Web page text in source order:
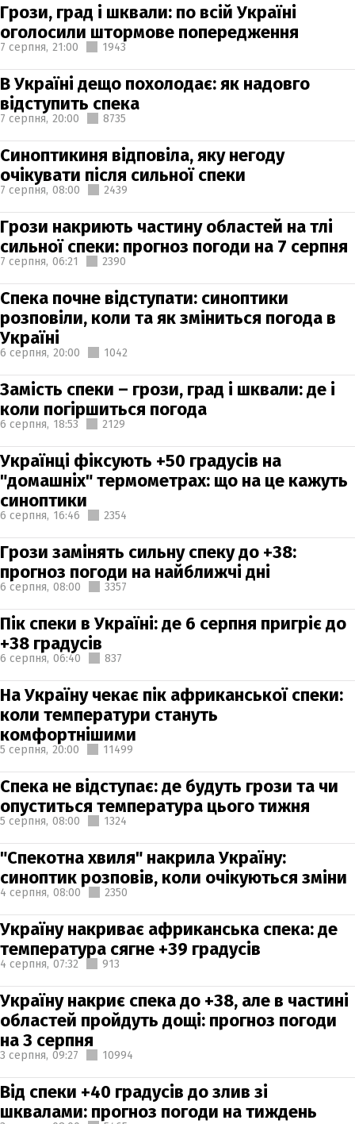
Грози, град і шквали: по всій Україні
оголосили штормове попередження
7 серпня, 21:00 1943
В Україні дещо похолодає: як надовго
відступить спека
7 серпня, 20:00 8735
Синоптикиня відповіла, яку негоду
очікувати після сильної спеки
7 серпня, 08:00 2439
Грози накриють частину областей на тлі
сильної спеки: прогноз погоди на 7 серпня
7 серпня, 06:21 2390
Спека почне відступати: синоптики
розповіли, коли та як зміниться погода в
Україні
6 серпня, 20:00 1042
Замість спеки – грози, град і шквали: де і
коли погіршиться погода
6 серпня, 18:53 2129
Українці фіксують +50 градусів на
"домашніх" термометрах: що на це кажуть
синоптики
6 серпня, 16:46 2354
Грози замінять сильну спеку до +38:
прогноз погоди на найближчі дні
6 серпня, 08:00 3357
Пік спеки в Україні: де 6 серпня пригріє до
+38 градусів
6 серпня, 06:40 837
На Україну чекає пік африканської спеки:
коли температури стануть
комфортнішими
5 серпня, 20:00 11499
Спека не відступає: де будуть грози та чи
опуститься температура цього тижня
5 серпня, 08:00 1324
"Спекотна хвиля" накрила Україну:
синоптик розповів, коли очікуються зміни
4 серпня, 08:00 2350
Україну накриває африканська спека: де
температура сягне +39 градусів
4 серпня, 07:32 913
Україну накриє спека до +38, але в частині
областей пройдуть дощі: прогноз погоди
на 3 серпня
3 серпня, 09:27 10994
Від спеки +40 градусів до злив зі
шквалами: прогноз погоди на тиждень